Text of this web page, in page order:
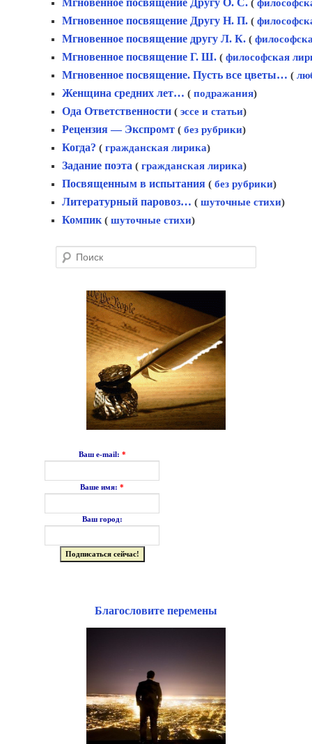
Мгновенное посвящение Другу О. С.(
Мгновенное посвящение Другу Н. П.(
Мгновенное посвящение другу Л. К.(
Мгновенное посвящение Г. Ш.(философская
Мгновенное посвящение. Пусть все цветы…(
Женщина средних лет…(подражания)
Ода Ответственности(эссе и статьи)
Рецензия — Экспромт(без рубрики)
Когда?(гражданская лирика)
Задание поэта(гражданская лирика)
Посвященным в испытания(без рубрики)
Литературный паровоз…(шуточные стихи)
Компик(шуточные стихи)
Поиск
Ваш e-mail: *
Ваше имя:*
Ваш город:
Благословите перемены